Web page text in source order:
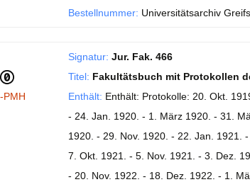
Bestellnummer: Universitätsarchiv
PMH
Signatur: Jur. Fak. 466
Titel: Fakultätsbuch mit Protokollen
Enthält: Enthält: Protokolle: 20. Okt.
- 24. Jan. 1920. - 1. März 1920. - 31.
1920. - 29. Nov. 1920. - 22. Jan. 1921.
7. Okt. 1921. - 5. Nov. 1921. - 3. Dez.
- 20. Nov. 1922. - 18. Dez. 1922. - 1.